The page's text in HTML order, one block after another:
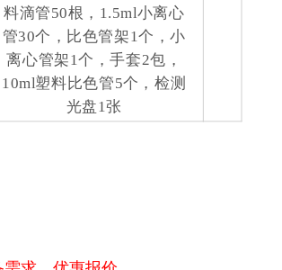
料滴管50根，1.5ml小离心
管30个，比色管架1个，小
离心管架1个，手套2包，
10ml塑料比色管5个，检测
光盘1张